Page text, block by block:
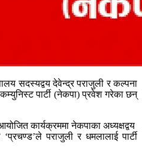
सदस्यद्वय देवेन्द्र पराजुली र कल्पना
पार्टी (नेकपा) प्रवेश गरेका छन्
आयोजित कार्यक्रममा नेकपाका अध्यक्षद्वय
पराजुली र धमलालाई पार्टी